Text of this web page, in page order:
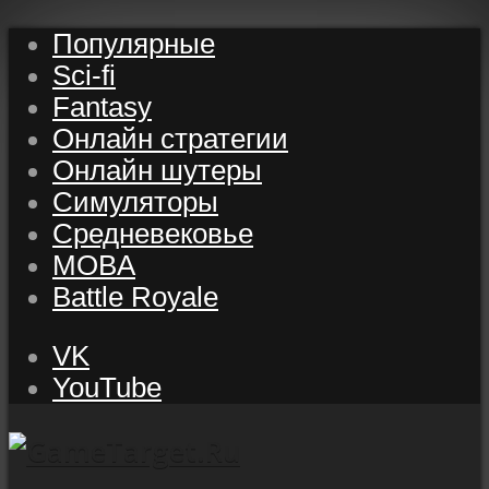
Популярные
Sci-fi
Fantasy
Онлайн стратегии
Онлайн шутеры
Симуляторы
Средневековье
MOBA
Battle Royale
VK
YouTube